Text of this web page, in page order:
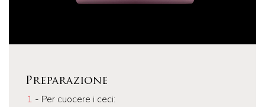
Preparazione
1 - Per cuocere i ceci: